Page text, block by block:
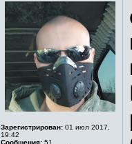
Зарегистрирован: 01 июл 2017,
19:42
Сообщения: 51